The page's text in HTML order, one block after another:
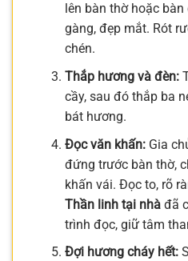
lên bàn thờ hoặc
gàng, đẹp mắt. Rót
chén.
Thắp hương và đèn:
cầy, sau đó thắp ba
bát hương.
Đọc văn khấn:Gia
đứng trước bàn thờ,
khấn vái. Đọc to, rõ
Thần linh tại nhàđã
trình đọc, giữ tâm
Đợi hương cháy hết: